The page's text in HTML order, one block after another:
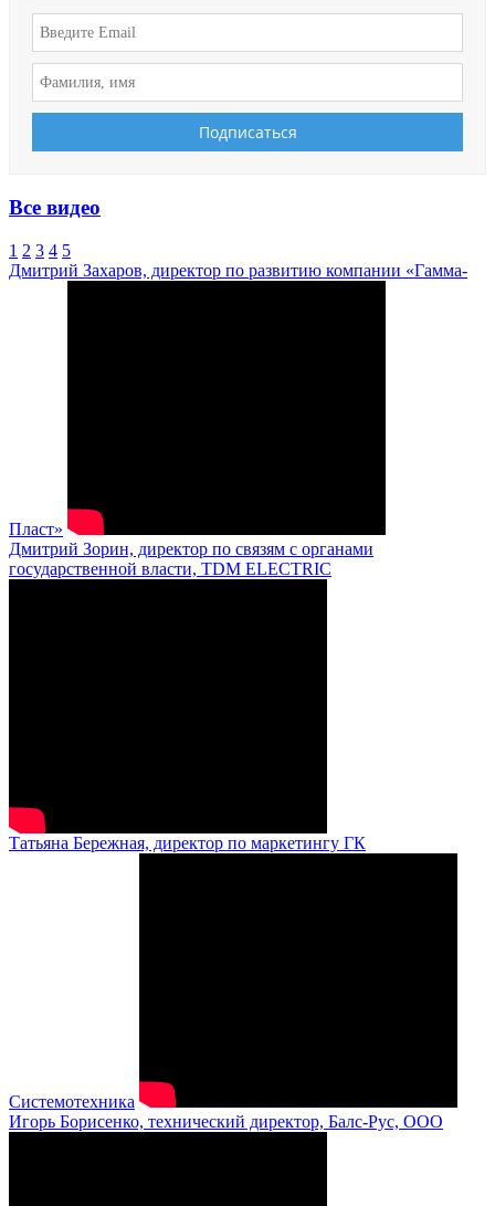
Все видео
1 2 3 4 5
Дмитрий Захаров, директор по развитию компании «Гамма-
Пласт»
Дмитрий Зорин, директор по связям с органами
государственной власти, TDM ELECTRIC
Татьяна Бережная, директор по маркетингу ГК
Системотехника
Игорь Борисенко, технический директор, Балс-Рус, ООО